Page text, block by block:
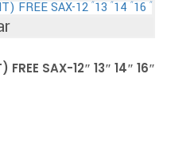
SAX-12″ 13″ 14″ 16″